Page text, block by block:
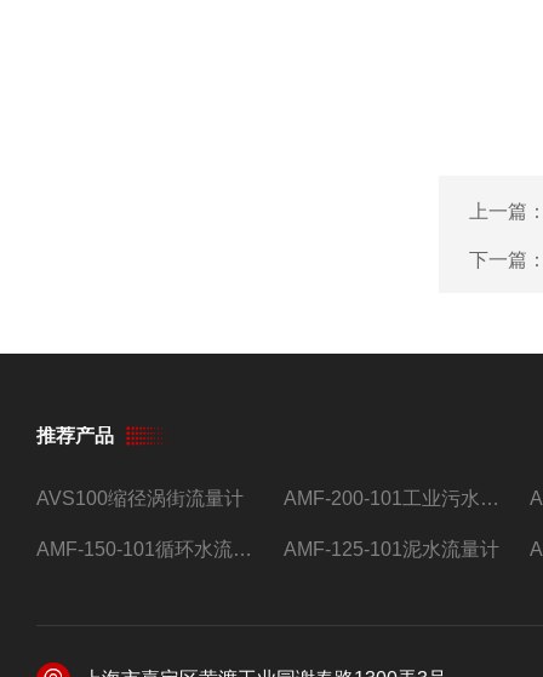
上一篇
下一篇
推荐产品
AVS100缩径涡街流量计 AMF-200-101工业污水流量计
AMF-150-101循环水流量计,电磁流量计 AMF-125-101泥水流量计